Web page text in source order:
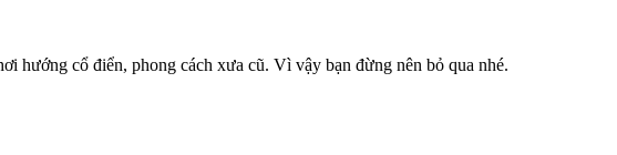
hướng cổ điển, phong cách xưa cũ. Vì vậy bạn đừng nên bỏ qua nhé.